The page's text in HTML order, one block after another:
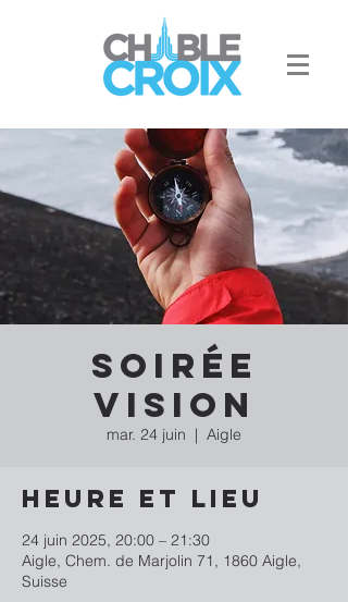
Soirée
Vision
mar. 24 juin
  |
Aigle
Heure et lieu
24 juin 2025, 20:00 – 21:30
Aigle, Chem. de Marjolin 71, 1860 Aigle,
Suisse